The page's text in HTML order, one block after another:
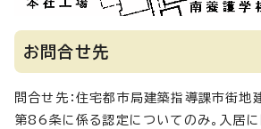
お問合せ先
問合せ先：住宅都市局建築指導課市街地
第86条に係る認定についてのみ。入居